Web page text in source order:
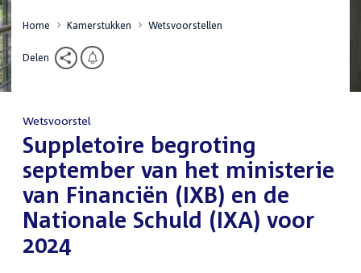
Home Kamerstukken Wetsvoorstellen
Delen
Wetsvoorstel
:Suppletoire begroting
september van het ministerie
van Financiën (IXB) en de
Nationale Schuld (IXA) voor
2024